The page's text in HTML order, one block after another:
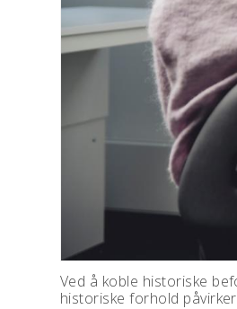
Ved å koble historiske
historiske forhold